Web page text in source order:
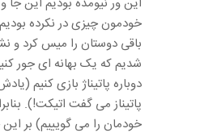
خودمون چیزی در نکرده
باقی دوستان را میس کرد و
شدیم که یک بهانه ای جور
دوباره پاتیناژ بازی کنیم
پاتیناز می گفت اتیکت!).
خودمان را می گویییم) بر